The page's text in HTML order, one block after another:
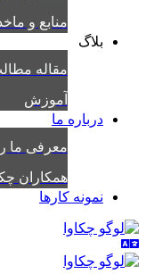
منابع و
بلاگ
مقاله
آموزش
درباره ما
معرفی ما
همکاران
نمونه کارها